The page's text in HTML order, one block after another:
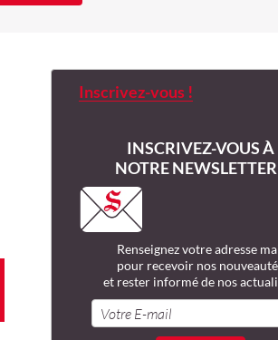
Inscrivez-vous !
INSCRIVEZ-VOUS À
NOTRE
Renseignez votre adresse
pour recevoir nos
et rester informé de nos